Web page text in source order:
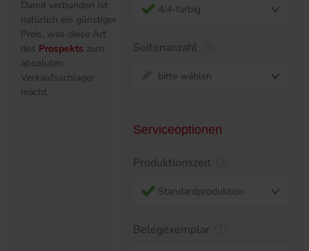
Damit verbunden ist
natürlich ein günstiger
Preis, was diese Art
des Prospekts zum
absoluten
Verkaufsschlager
macht.
4/4-farbig
Seitenanzahl
bitte wählen
Serviceoptionen
Produktionszeit
Standardproduktion
Belegexemplar